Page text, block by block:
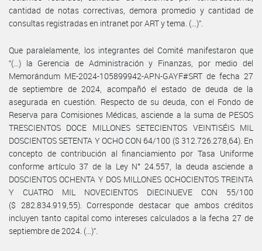
cantidad de notas correctivas, demora promedio y cantidad de
consultas registradas en intranet por ART y tema. (…)”.
Que paralelamente, los integrantes del Comité manifestaron que
“(…) la Gerencia de Administración y Finanzas, por medio del
Memorándum ME-2024-105899942-APN-GAYF#SRT de fecha 27
de septiembre de 2024, acompañó el estado de deuda de la
asegurada en cuestión. Respecto de su deuda, con el Fondo de
Reserva para Comisiones Médicas, asciende a la suma de PESOS
TRESCIENTOS DOCE MILLONES SETECIENTOS VEINTISÉIS MIL
DOSCIENTOS SETENTA Y OCHO CON 64/100 ($ 312.726.278,64). En
concepto de contribución al financiamiento por Tasa Uniforme
conforme artículo 37 de la Ley N° 24.557, la deuda asciende a
DOSCIENTOS OCHENTA Y DOS MILLONES OCHOCIENTOS TREINTA
Y CUATRO MIL NOVECIENTOS DIECINUEVE CON 55/100
($ 282.834.919,55). Corresponde destacar que ambos créditos
incluyen tanto capital como intereses calculados a la fecha 27 de
septiembre de 2024. (…)”.